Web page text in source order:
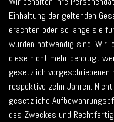
Einhaltung der geltenden
erachten oder so lange sie
wurden notwendig sind. Wir
diese nicht mehr benötigt
gesetzlich
respektive zehn Jahren.
gesetzliche
des Zweckes und